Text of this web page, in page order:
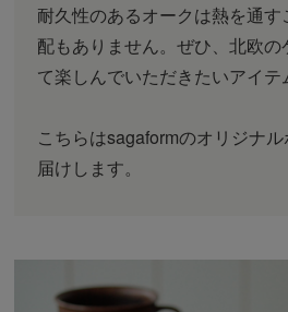
耐久性のあるオークは熱を通
配もありません。ぜひ、北欧
て楽しんでいただきたいアイテ
こちらはsagaformのオリジナ
届けします。